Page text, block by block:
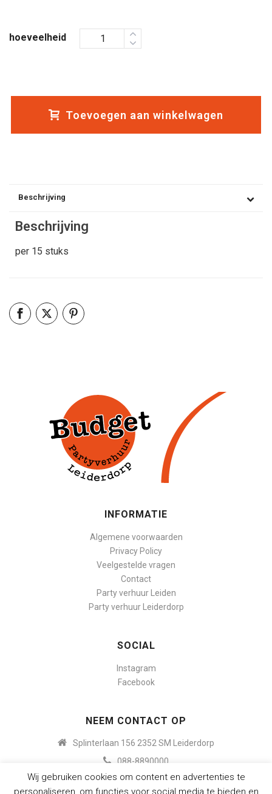
hoeveelheid
Toevoegen aan winkelwagen
Beschrijving
Beschrijving
per 15 stuks
INFORMATIE
Algemene voorwaarden
Privacy Policy
Veelgestelde vragen
Contact
Party verhuur Leiden
Party verhuur Leiderdorp
SOCIAL
Instagram
Facebook
NEEM CONTACT OP
Splinterlaan 156 2352 SM Leiderdorp
088-8890000
info@budgetpartyverhuur.nl
Wij gebruiken cookies om content en advertenties te
personaliseren, om functies voor social media te bieden en